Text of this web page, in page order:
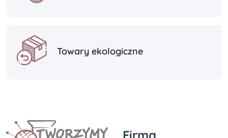
Towary ekologiczne
Firma